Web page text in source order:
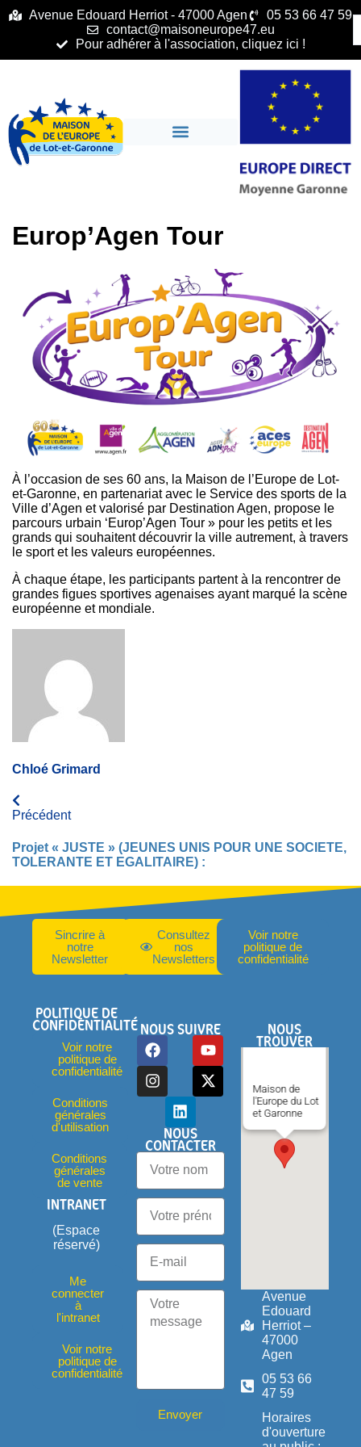
principalAvenue Edouard Herriot - 47000 Agen
05 53 66 47 59
contact@maisoneurope47.eu
Pour adhérer à l'association, cliquez ici !
Europ’Agen Tour
À l’occasion de ses 60 ans, la Maison de l’Europe de Lot-
et-Garonne, en partenariat avec le Service des sports de la
Ville d’Agen et valorisé par Destination Agen, propose le
parcours urbain ‘Europ’Agen Tour » pour les petits et les
grands qui souhaitent découvrir la ville autrement, à travers
le sport et les valeurs européennes.
À chaque étape, les participants partent à la rencontrer de
grandes figues sportives agenaises ayant marqué la scène
européenne et mondiale.
Chloé Grimard
Précédent
Projet « JUSTE » (JEUNES UNIS POUR UNE SOCIETE,
TOLERANTE ET EGALITAIRE) :
Sincrire à
notre
Newsletter
Consultez
nos
Newsletters
Voir notre
politique de
confidentialité
POLITIQUE DE
CONFIDENTIALITÉ
Voir notre
politique de
confidentialité
Conditions
générales
d'utilisation
Conditions
générales
de vente
INTRANET
(Espace
réservé)
Me
connecter
à
l'intranet
Voir notre
politique de
confidentialité
NOUS SUIVRE
NOUS
CONTACTER
Envoyer
NOUS
TROUVER
Maison de
l'Europe du Lot
et Garonne
Avenue
Edouard
Herriot –
47000
Agen
05 53 66
47 59
Horaires
d'ouverture